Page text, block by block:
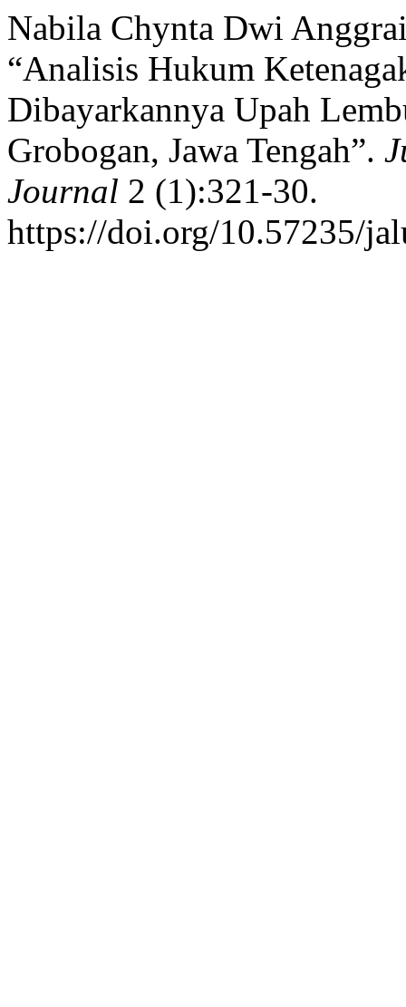
Nabila Chynta Dwi
“Analisis Hukum
Dibayarkannya Upah
Grobogan, Jawa Tengah”.
Journal 2 (1):321-30.
https://doi.org/10.57235/